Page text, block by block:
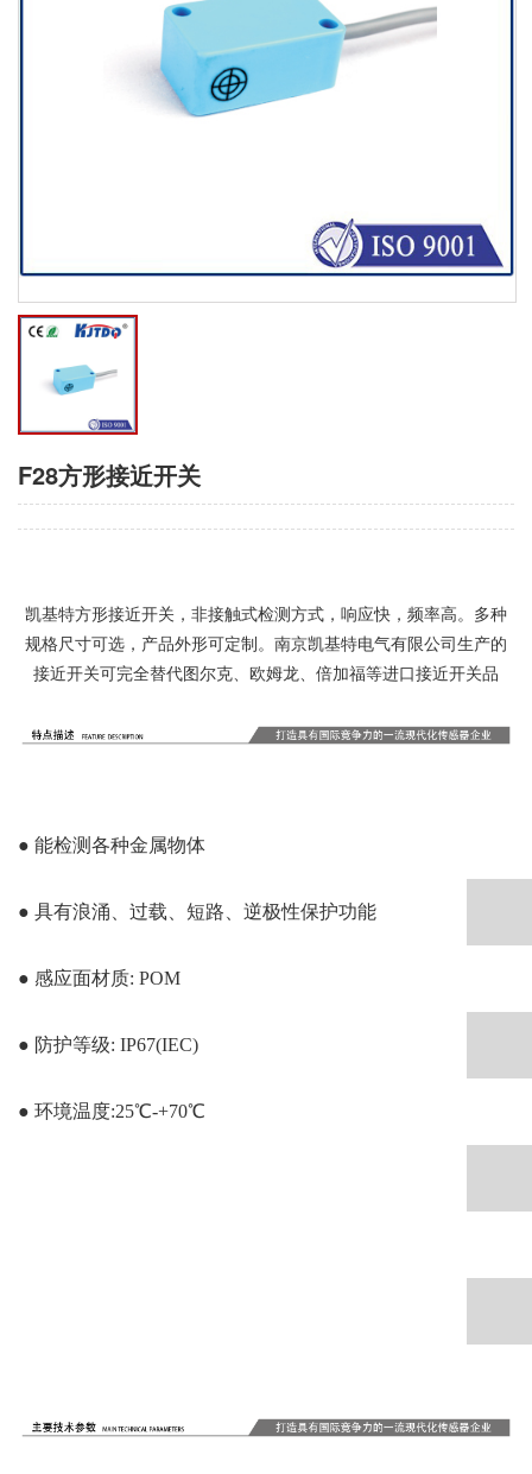
F28方形接近开关
凯基特方形接近开关，非接触式检测方式，响应快，频率高。多种
规格尺寸可选，产品外形可定制。南京凯基特电气有限公司生产的
接近开关可完全替代图尔克、欧姆龙、倍加福等进口接近开关品
● 能检测各种金属物体
● 具有浪涌、过载、短路、逆极性保护功能
● 感应面材质: POM
● 防护等级: IP67(IEC)
● 环境温度:25℃-+70℃